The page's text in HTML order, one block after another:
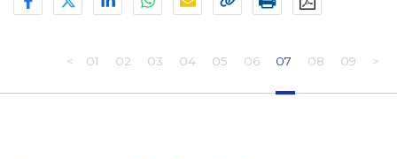
CHOROBA ZAKAŹNA DROGA KROPELKOWA NOSICIEL
< 01 02 03 04 05 06 07 08 09 >